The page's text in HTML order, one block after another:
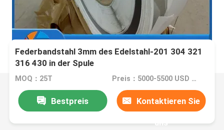
Federbandstahl 3mm des Edelstahl-201 304 321
316 430 in der Spule
MOQ：25T Preis：5000-5500 USD PER TON
Bestpreis Kontaktieren Sie
uns